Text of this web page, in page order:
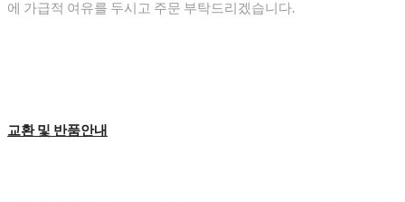
에 가급적 여유를 두시고 주문 부탁드리겠습니다.
교환 및 반품안내